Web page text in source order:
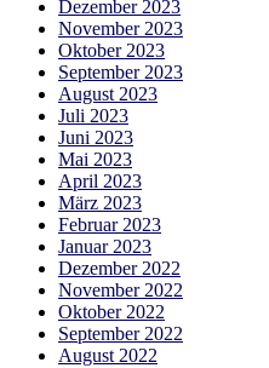
Dezember 2023
November 2023
Oktober 2023
September 2023
August 2023
Juli 2023
Juni 2023
Mai 2023
April 2023
März 2023
Februar 2023
Januar 2023
Dezember 2022
November 2022
Oktober 2022
September 2022
August 2022